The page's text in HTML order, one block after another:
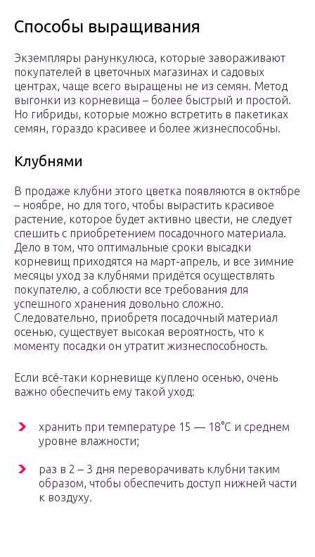
Способы выращивания
Экземпляры ранункулюса, которые завораживают
покупателей в цветочных магазинах и садовых
центрах, чаще всего выращены не из семян. Метод
выгонки из корневища – более быстрый и простой.
Но гибриды, которые можно встретить в пакетиках
семян, гораздо красивее и более жизнеспособны.
Клубнями
В продаже клубни этого цветка появляются в октябре
– ноябре, но для того, чтобы вырастить красивое
растение, которое будет активно цвести, не следует
спешить с приобретением посадочного материала.
Дело в том, что оптимальные сроки высадки
корневищ приходятся на март-апрель, и все зимние
месяцы уход за клубнями придётся осуществлять
покупателю, а соблюсти все требования для
успешного хранения довольно сложно.
Следовательно, приобретя посадочный материал
осенью, существует высокая вероятность, что к
моменту посадки он утратит жизнеспособность.
Если всё-таки корневище куплено осенью, очень
важно обеспечить ему такой уход:
хранить при температуре 15 — 18°С и среднем
уровне влажности;
раз в 2 – 3 дня переворачивать клубни таким
образом, чтобы обеспечить доступ нижней части
к воздуху.